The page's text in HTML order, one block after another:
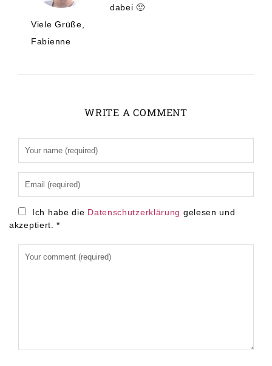
dabei 🙂
Viele Grüße,
Fabienne
WRITE A COMMENT
Ich habe die Datenschutzerklärung gelesen und
akzeptiert.
*